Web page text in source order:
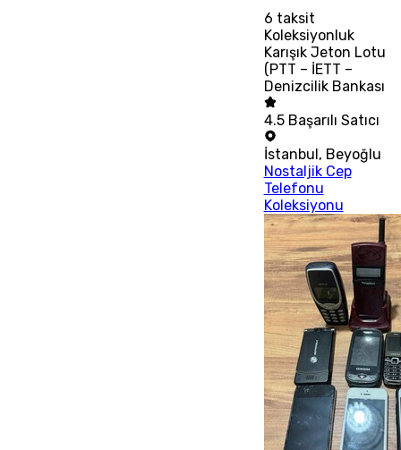
6 taksit
Koleksiyonluk
Karışık Jeton Lotu
(PTT – İETT –
Denizcilik Bankası
4.5 Başarılı Satıcı
İstanbul , Beyoğlu
Nostaljik Cep
Telefonu
Koleksiyonu